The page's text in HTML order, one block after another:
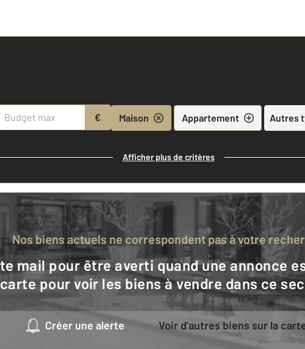
€ Maison Appartement Autres
Afficher plus de critères
Nos biens actuels ne correspondent pas à votre
carte pour voir les biens à vendre dans ce
Créer une alerte Voir d'autres biens sur la